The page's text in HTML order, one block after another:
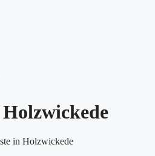
in Holzwickede